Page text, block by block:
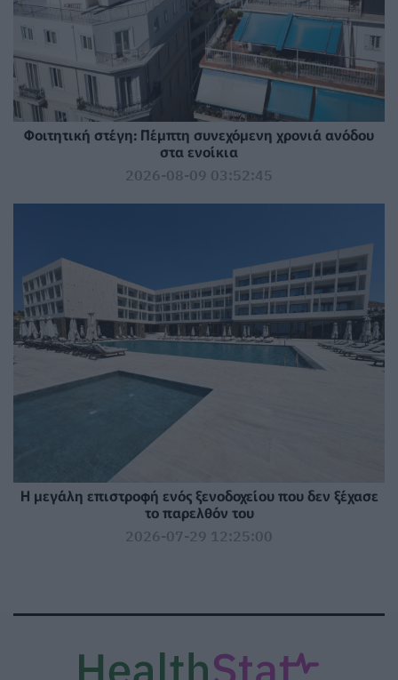
Φοιτητική στέγη: Πέμπτη συνεχόμενη χρονιά ανόδου
στα ενοίκια
2026-08-09 03:52:45
Η μεγάλη επιστροφή ενός ξενοδοχείου που δεν ξέχασε
το παρελθόν του
2026-07-29 12:25:00